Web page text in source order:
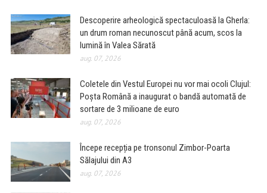
Descoperire arheologică spectaculoasă la Gherla:
un drum roman necunoscut până acum, scos la
lumină în Valea Sărată
aug. 07, 2026
Coletele din Vestul Europei nu vor mai ocoli Clujul:
Poșta Română a inaugurat o bandă automată de
sortare de 3 milioane de euro
aug. 07, 2026
Începe recepția pe tronsonul Zimbor-Poarta
Sălajului din A3
aug. 07, 2026